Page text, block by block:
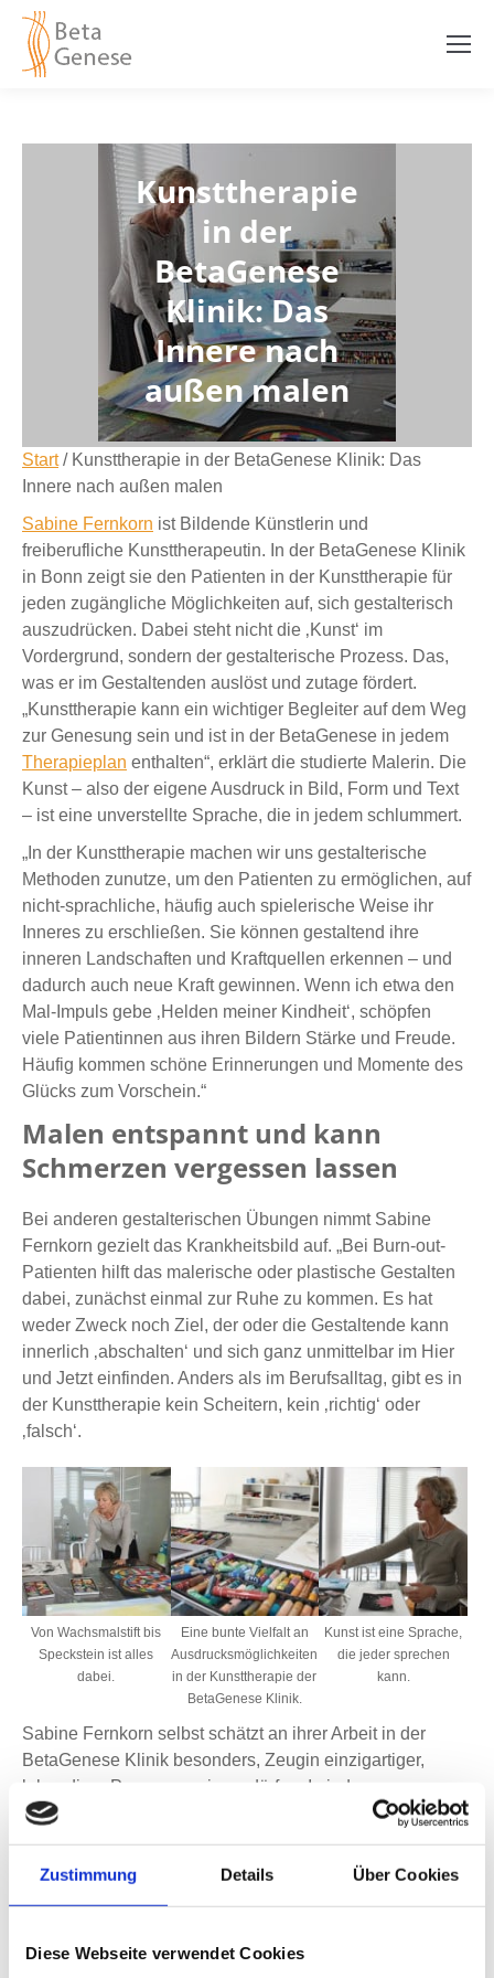
Zustimmung Details Über Cookies
Diese Webseite verwendet Cookies
Kunsttherapie
in der
BetaGenese
Klinik: Das
Innere nach
außen malen
Start/ Kunsttherapie in der BetaGenese Klinik: Das
Innere nach außen malen
Sabine Fernkorn ist Bildende Künstlerin und
freiberufliche Kunsttherapeutin. In der BetaGenese Klinik
in Bonn zeigt sie den Patienten in der Kunsttherapie für
jeden zugängliche Möglichkeiten auf, sich gestalterisch
auszudrücken. Dabei steht nicht die ‚Kunst‘ im
Vordergrund, sondern der gestalterische Prozess. Das,
was er im Gestaltenden auslöst und zutage fördert.
„Kunsttherapie kann ein wichtiger Begleiter auf dem Weg
zur Genesung sein und ist in der BetaGenese in jedem
Therapieplan enthalten“, erklärt die studierte Malerin. Die
Kunst – also der eigene Ausdruck in Bild, Form und Text
– ist eine unverstellte Sprache, die in jedem schlummert.
„In der Kunsttherapie machen wir uns gestalterische
Methoden zunutze, um den Patienten zu ermöglichen, auf
nicht-sprachliche, häufig auch spielerische Weise ihr
Inneres zu erschließen. Sie können gestaltend ihre
inneren Landschaften und Kraftquellen erkennen – und
dadurch auch neue Kraft gewinnen. Wenn ich etwa den
Mal-Impuls gebe ‚Helden meiner Kindheit‘, schöpfen
viele Patientinnen aus ihren Bildern Stärke und Freude.
Häufig kommen schöne Erinnerungen und Momente des
Glücks zum Vorschein.“
Malen entspannt und kann
Schmerzen vergessen lassen
Bei anderen gestalterischen Übungen nimmt Sabine
Fernkorn gezielt das Krankheitsbild auf. „Bei Burn-out-
Patienten hilft das malerische oder plastische Gestalten
dabei, zunächst einmal zur Ruhe zu kommen. Es hat
weder Zweck noch Ziel, der oder die Gestaltende kann
innerlich ‚abschalten‘ und sich ganz unmittelbar im Hier
und Jetzt einfinden. Anders als im Berufsalltag, gibt es in
der Kunsttherapie kein Scheitern, kein ‚richtig‘ oder
‚falsch‘.
Von Wachsmalstift bis
Speckstein ist alles
dabei.
Eine bunte Vielfalt an
Ausdrucksmöglichkeiten
in der Kunsttherapie der
BetaGenese Klinik.
Kunst ist eine Sprache,
die jeder sprechen
kann.
Sabine Fernkorn selbst schätzt an ihrer Arbeit in der
BetaGenese Klinik besonders, Zeugin einzigartiger,
lebendiger Prozesse sein zu dürfen. In jeder
kunsttherapeutischen Einheit, ob in der Gruppe oder im
Objekte. Auch der heilsame Aspekt des Gestaltens ist für
kommen sich selbst im konzentrierten, kreativen Prozess